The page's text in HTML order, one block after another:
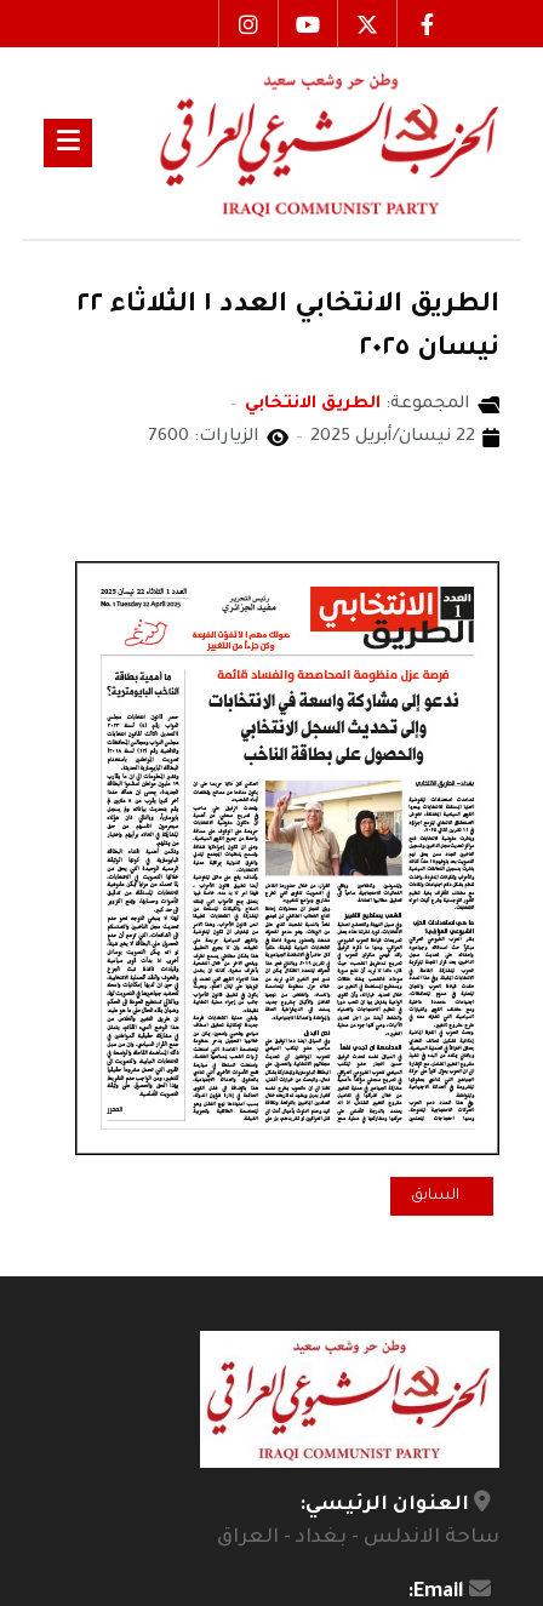
الطريق الانتخابي العدد ١ الثلاثاء ٢٢
نيسان ٢٠٢٥
المجموعة: الطريق الانتخابي
22 نيسان/أبريل 2025
الزيارات: 7600
المقال السابق: الطريق الانتخابي العدد ٢ الثلاثاء ١٤ تشرين الاول ٢٠٢٥
السابق
العنوان الرئيسي:
ساحة الاندلس - بغداد - العراق
Email: